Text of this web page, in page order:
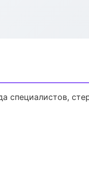
специалистов,